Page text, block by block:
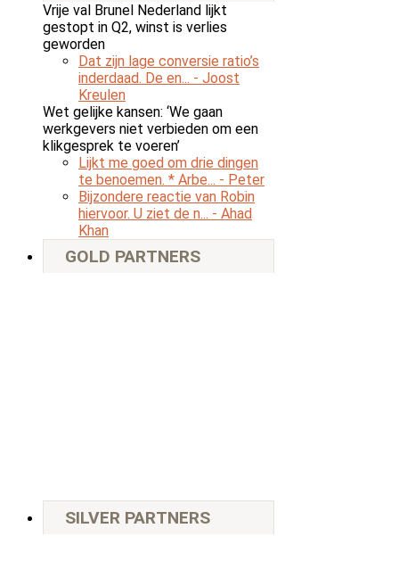
Vrije val Brunel Nederland lijkt
gestopt in Q2, winst is verlies
geworden
Dat zijn lage conversie ratio’s
inderdaad. De en... - Joost
Kreulen
Wet gelijke kansen: ‘We gaan
werkgevers niet verbieden om een
klikgesprek te voeren’
Lijkt me goed om drie dingen
te benoemen. * Arbe... - Peter
Bijzondere reactie van Robin
hiervoor. U ziet de n... - Ahad
Khan
GOLD PARTNERS
SILVER PARTNERS